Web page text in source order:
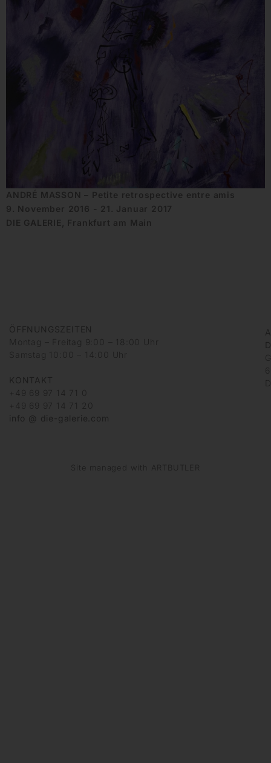
ANDRÉ MASSON – Petite retrospective entre amis
9. November 2016 - 21. Januar 2017
DIE GALERIE, Frankfurt am Main
ÖFFNUNGSZEITEN
Montag – Freitag 9:00 – 18:00 Uhr
Samstag 10:00 – 14:00 Uhr
KONTAKT
+49 69 97 14 71 0
+49 69 97 14 71 20
info @ die-galerie.com
Site managed with ARTBUTLER